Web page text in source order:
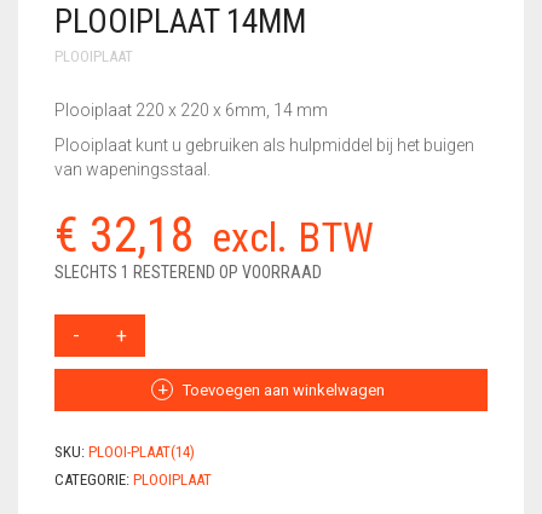
PNEUMATISCH
SALE – UITVERKOOP
STATIONAIRE
MACHINES
VLECHTDRAAD
WERKSCHOENEN
PLOOIPLAAT 14MM
PLOOIPLAAT
Plooiplaat 220 x 220 x 6mm, 14 mm
Plooiplaat kunt u gebruiken als hulpmiddel bij het buigen
van wapeningsstaal.
€ 32,18 excl. BTW
SLECHTS 1 RESTEREND OP VOORRAAD
AANTAL
Toevoegen aan winkelwagen
SKU: PLOOI-PLAAT(14)
CATEGORIE: PLOOIPLAAT